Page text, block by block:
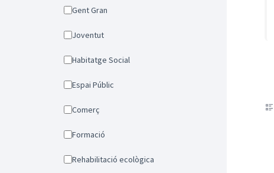
Gent Gran
Joventut
Habitatge Social
Espai Públic
Comerç
Formació
Rehabilitació ecològica